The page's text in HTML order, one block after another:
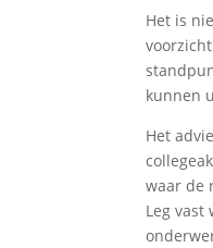
Het is
kunnen
Het
waar de
Leg